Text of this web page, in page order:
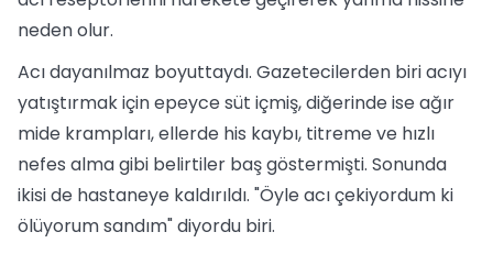
neden olur.
Acı dayanılmaz boyuttaydı. Gazetecilerden biri acıyı
yatıştırmak için epeyce süt içmiş, diğerinde ise ağır
mide krampları, ellerde his kaybı, titreme ve hızlı
nefes alma gibi belirtiler baş göstermişti. Sonunda
ikisi de hastaneye kaldırıldı. "Öyle acı çekiyordum ki
ölüyorum sandım" diyordu biri.